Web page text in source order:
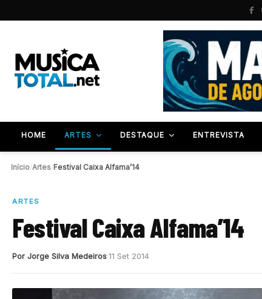
HOME ARTES DESTAQUE ENTREVISTA
Início Artes Festival Caixa Alfama’14
ARTES
Festival Caixa Alfama’14
Por Jorge Silva Medeiros11 Set 2014